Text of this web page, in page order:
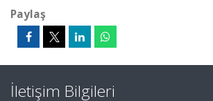
Paylaş
İletişim Bilgileri